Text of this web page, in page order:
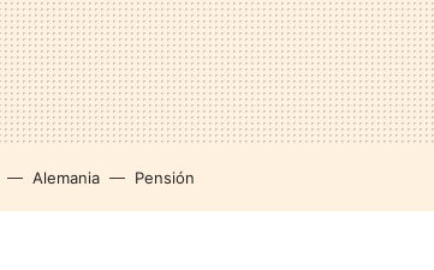
Alemania Pensión